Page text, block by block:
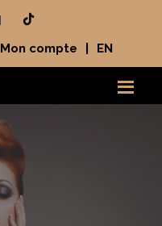
Mon compte EN